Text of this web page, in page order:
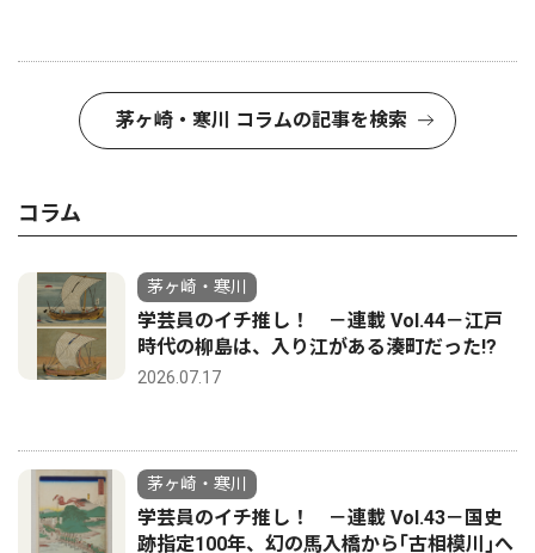
茅ヶ崎・寒川 コラムの記事を検索
コラム
茅ヶ崎・寒川
学芸員のイチ推し！ －連載 Vol.44－江戸
時代の柳島は、入り江がある湊町だった!?
2026.07.17
茅ヶ崎・寒川
学芸員のイチ推し！ －連載 Vol.43－国史
跡指定100年、幻の馬入橋から｢古相模川｣へ